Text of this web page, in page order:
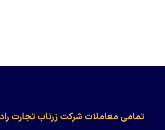
​​​​​​تمامی معاملات شرکت زرناب تجارت